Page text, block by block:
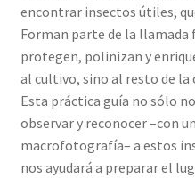
encontrar insectos útiles,
Forman parte de la llamada
protegen, polinizan y
al cultivo, sino al resto de la
Esta práctica guía no sólo
observar y reconocer –con
macrofotografía– a estos
nos ayudará a preparar el